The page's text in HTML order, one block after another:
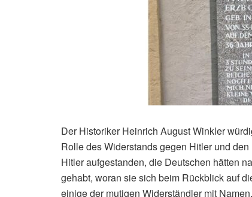
Der Historiker Heinrich August Winkler
Rolle des Widerstands gegen Hitler und
Hitler aufgestanden, die Deutschen hätten
gehabt, woran sie sich beim Rückblick auf
einige der mutigen Widerständler mit